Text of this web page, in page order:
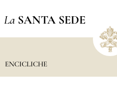
La SANTA SEDE
ENCICLICHE